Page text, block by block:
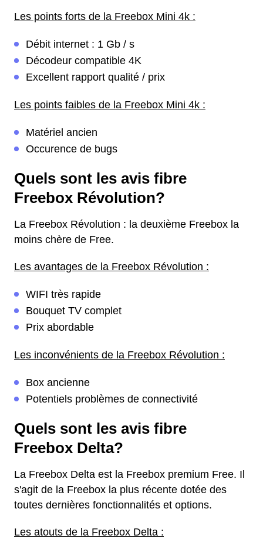
Les points forts de la Freebox Mini 4k :
Débit internet : 1 Gb / s
Décodeur compatible 4K
Excellent rapport qualité / prix
Les points faibles de la Freebox Mini 4k :
Matériel ancien
Occurence de bugs
Quels sont les avis fibre
Freebox Révolution?
La Freebox Révolution : la deuxième Freebox la
moins chère de Free.
Les avantages de la Freebox Révolution :
WIFI très rapide
Bouquet TV complet
Prix abordable
Les inconvénients de la Freebox Révolution :
Box ancienne
Potentiels problèmes de connectivité
Quels sont les avis fibre
Freebox Delta?
La Freebox Delta est la Freebox premium Free. Il
s'agit de la Freebox la plus récente dotée des
toutes dernières fonctionnalités et options.
Les atouts de la Freebox Delta :